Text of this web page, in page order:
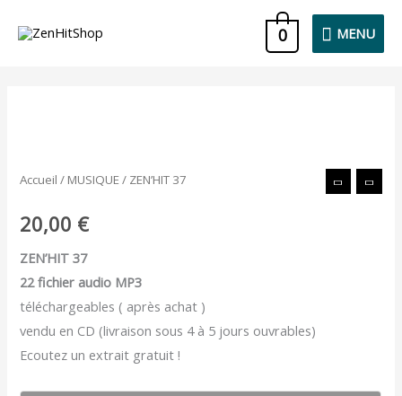
MENU
MENU
0
Accueil / MUSIQUE / ZEN’HIT 37
20,00 €
ZEN’HIT 37
22 fichier audio MP3
téléchargeables ( après achat )
vendu en CD (livraison sous 4 à 5 jours ouvrables)
Ecoutez un extrait gratuit !
37